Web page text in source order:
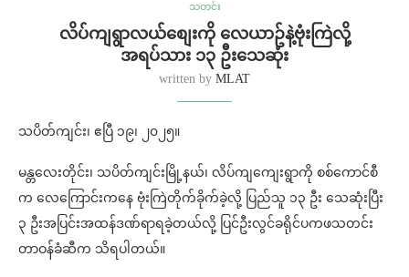
သတင်း
လိပ်ကျရွာလယ်စျေးကို လေယာဥ်နဲ့ဗုံးကြဲလို့
အရပ်သား ၁၃ ဦးသေဆုံး
written by MLAT
သပိတ်ကျင်း၊ ဧပြီ ၁၉၊ ၂၀၂၅။
မန္တလေးတိုင်း၊ သပိတ်ကျင်းမြို့နယ်၊ လိပ်ကျကျေးရွာကို စစ်ကောင်စီ
က လေကြောင်းကနေ ဗုံးကြဲတိုက်ခိုက်ခဲ့လို့ ပြည်သူ ၁၃ ဦး သေဆုံးပြီး
၃ ဦးအပြင်းအထန်ဒဏ်ရာရခဲ့တယ်လို့ ပြင်ဦးလွင်ခရိုင်ပကဖသတင်း
တာဝန်ခံဆီက သိရပါတယ်။